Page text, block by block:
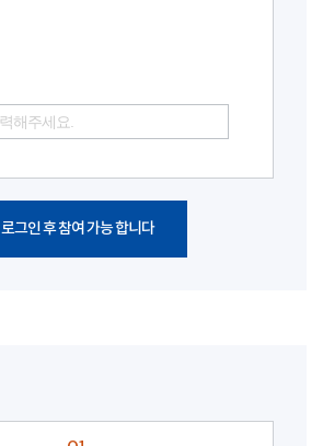
로그인 후 참여 가능 합니다